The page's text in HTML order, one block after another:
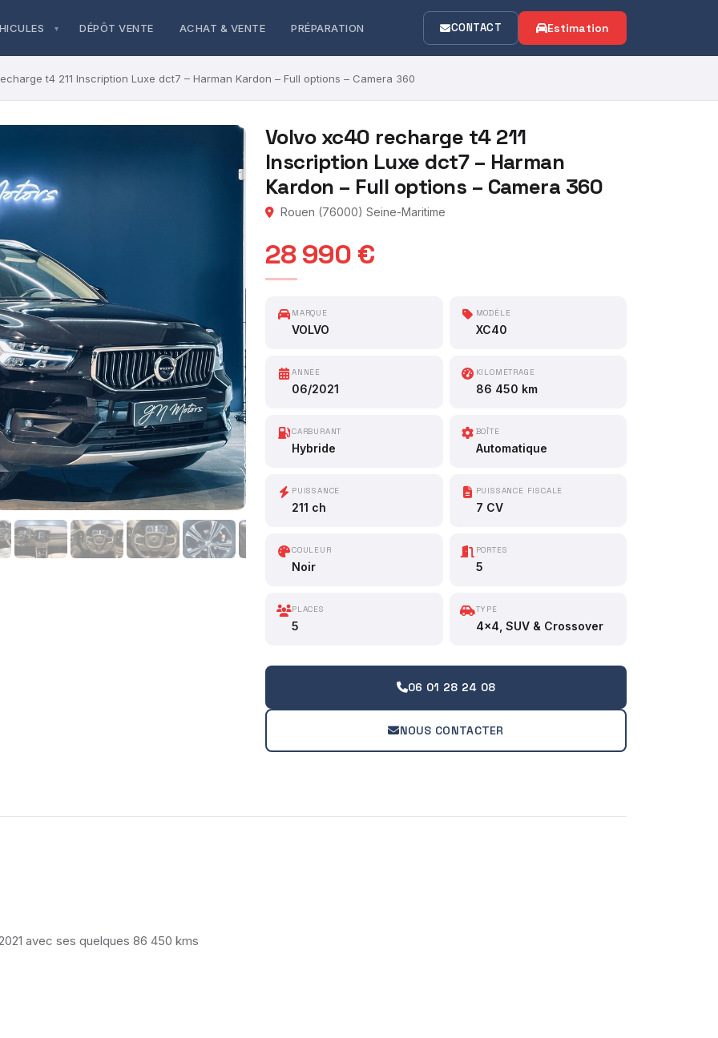
DÉPÔT VENTE ACHAT & VENTE PRÉPARATION CONTACT Estimation
t4 211 Inscription Luxe dct7 – Harman Kardon – Full options – Camera 360
Volvo xc40 recharge t4 211
Inscription Luxe dct7 – Harman
Kardon – Full options – Camera 360
Rouen (76000) Seine-Maritime
28 990 €
MARQUE
VOLVO
MODÈLE
XC40
ANNÉE
06/2021
KILOMÉTRAGE
86 450 km
CARBURANT
Hybride
BOÎTE
Automatique
PUISSANCE
211 ch
PUISSANCE FISCALE
7 CV
COULEUR
Noir
PORTES
5
PLACES
5
TYPE
4x4, SUV & Crossover
06 01 28 24 08
NOUS CONTACTER
avec ses quelques 86 450 kms